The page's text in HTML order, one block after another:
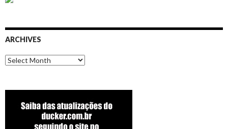
ARCHIVES
Archives